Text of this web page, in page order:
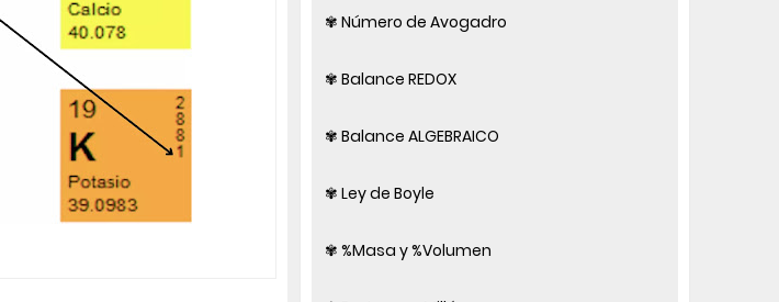
✾ Número de Avogadro
✾ Balance REDOX
✾ Balance ALGEBRAICO
✾ Ley de Boyle
✾ %Masa y %Volumen